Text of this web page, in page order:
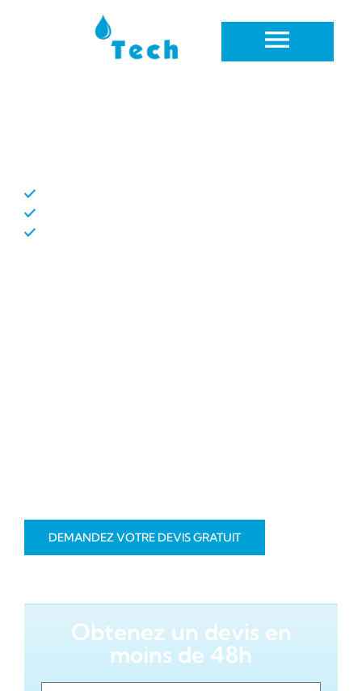
DEMANDEZ VOTRE DEVIS GRATUIT
Obtenez un devis en
moins de 48h